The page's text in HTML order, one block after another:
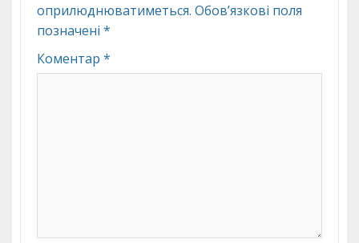
оприлюднюватиметься. Обов’язкові поля
позначені *
Коментар *